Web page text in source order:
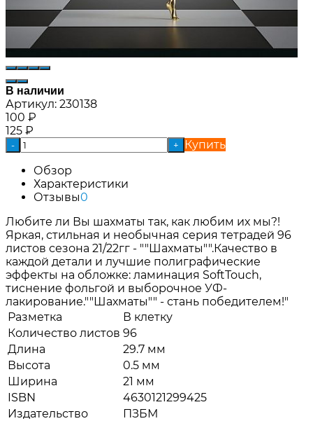
В наличии
Артикул: 230138
100 ₽
125 ₽
- +
Купить
Обзор
Характеристики
Отзывы0
Любите ли Вы шахматы так, как любим их мы?!
Яркая, стильная и необычная серия тетрадей 96
листов сезона 21/22гг - ""Шахматы"".Качество в
каждой детали и лучшие полиграфические
эффекты на обложке: ламинация SoftTouch,
тиснение фольгой и выборочное УФ-
лакирование.""Шахматы"" - стань победителем!"
Разметка
В клетку
Количество листов 96
Длина
29.7 мм
Высота
0.5 мм
Ширина
21 мм
ISBN
4630121299425
Издательство
ПЗБМ